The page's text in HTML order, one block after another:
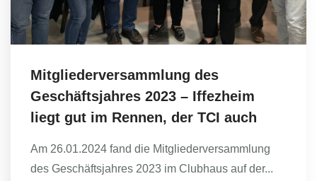
Mitgliederversammlung des
Geschäftsjahres 2023 – Iffezheim
liegt gut im Rennen, der TCI auch
Am 26.01.2024 fand die Mitgliederversammlung
des Geschäftsjahres 2023 im Clubhaus auf der...